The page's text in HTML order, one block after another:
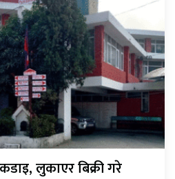
लुकाएर बिक्री गरे